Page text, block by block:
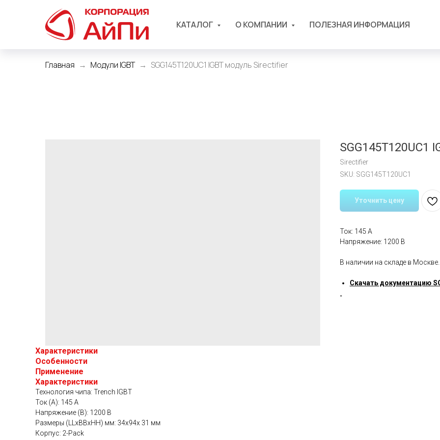
КАТАЛОГ О КОМПАНИИ ПОЛЕЗНАЯ ИНФОРМАЦИЯ
Главная Модули IGBT SGG145T120UC1 IGBT модуль Sirectifier
SGG145T120UC1
Sirectifier
SKU: SGG145T120UC1
Уточнить цену
Ток: 145 A
Напряжение: 1200 В
В наличии на складе в Москве.
Скачать документацию
"
Характеристики
Особенности
Применение
Характеристики
Технология чипа: Trench IGBT
Ток (А): 145 A
Напряжение (В): 1200 В
Размеры (LLxBBxHH) мм: 34х94х 31 мм
Корпус: 2-Pack